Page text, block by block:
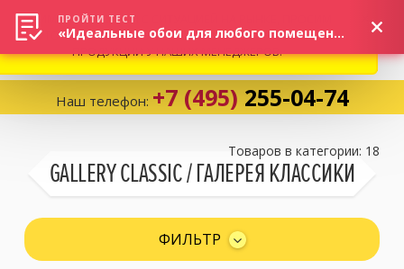
Избранное:0 товаров
Наш телефон: +7 (495) 255-04-74
GALLERY CLASSIC / ГАЛЕРЕЯ КЛАССИКИ
Товаров в категории: 18
ФИЛЬТР
ВНИМАНИЕ! В СВЯЗИ С СИТУАЦИЕЙ НА РЫНКЕ, ПРОСИМ
УТОЧНЯТЬ АКТУАЛЬНУЮ СТОИМОСТЬ И НАЛИЧИЕ
ПРОДУКЦИИ У НАШИХ МЕНЕДЖЕРОВ.
ПРОЙТИ ТЕСТ
«Идеальные обои для любого помещения!»